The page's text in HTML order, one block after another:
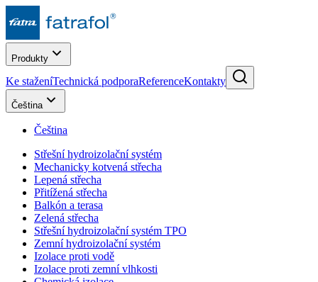
Produkty
Ke staženíTechnická podporaReferenceKontakty
Čeština
Čeština
Střešní hydroizolační systém
Mechanicky kotvená střecha
Lepená střecha
Přitížená střecha
Balkón a terasa
Zelená střecha
Střešní hydroizolační systém TPO
Zemní hydroizolační systém
Izolace proti vodě
Izolace proti zemní vlhkosti